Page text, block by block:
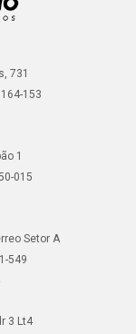
731
153
1
015
Setor A
549
3 Lt4